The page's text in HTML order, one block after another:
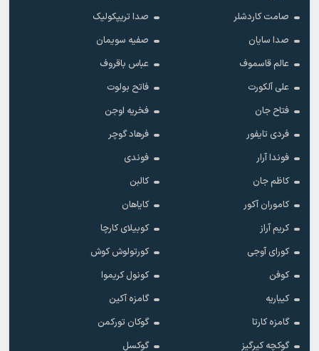
صامت کاردشلر
صدا تریپکولیک
صدا سایان
صفیه سویمان
عالم قاسموف
عباس باقروف
علی آلکورت
فاتح بولوت
فتاح جان
فخریه اوجن
فردی تایفور
فرهاد گوچر
فوندا آرار
فوندی
کاظم جان
کالبن
کاموران آکور
کایاهان
کریم آراز
کوبیلای کارچا
کورای آوجی
کورتولوش کوش
کوفن
کونول کریموا
کیباریه
گامزه آکین
گامزه کارتا
گوکان تورکمن
گوکچه کیرگیز
گوکسل